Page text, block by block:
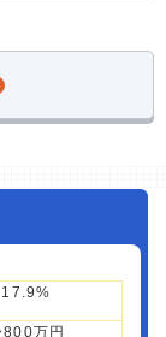
万円